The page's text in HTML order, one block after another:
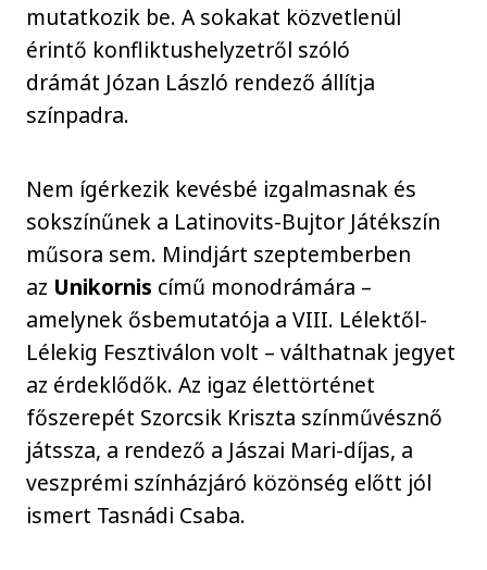
mutatkozik be. A sokakat közvetlenül
érintő konfliktushelyzetről szóló
drámát Józan László rendező állítja
színpadra.
Nem ígérkezik kevésbé izgalmasnak és
sokszínűnek a Latinovits-Bujtor Játékszín
műsora sem. Mindjárt szeptemberben
az Unikornis című monodrámára –
amelynek ősbemutatója a VIII. Lélektől-
Lélekig Fesztiválon volt – válthatnak jegyet
az érdeklődők. Az igaz élettörténet
főszerepét Szorcsik Kriszta színművésznő
játssza, a rendező a Jászai Mari-díjas, a
veszprémi színházjáró közönség előtt jól
ismert Tasnádi Csaba.